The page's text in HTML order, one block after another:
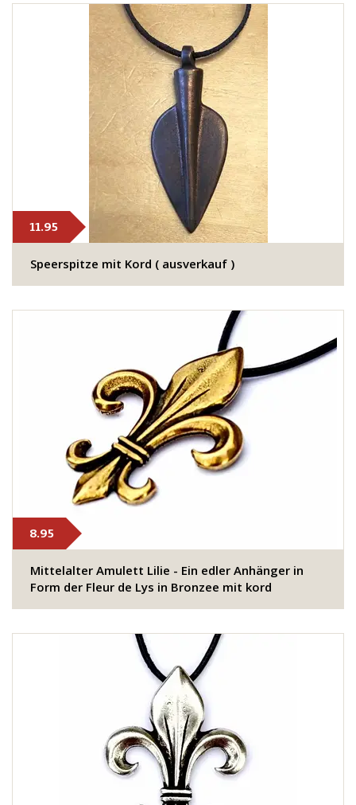
11.95
Speerspitze mit Kord ( ausverkauf )
8.95
Mittelalter Amulett Lilie - Ein edler Anhänger in
Form der Fleur de Lys in Bronzee mit kord